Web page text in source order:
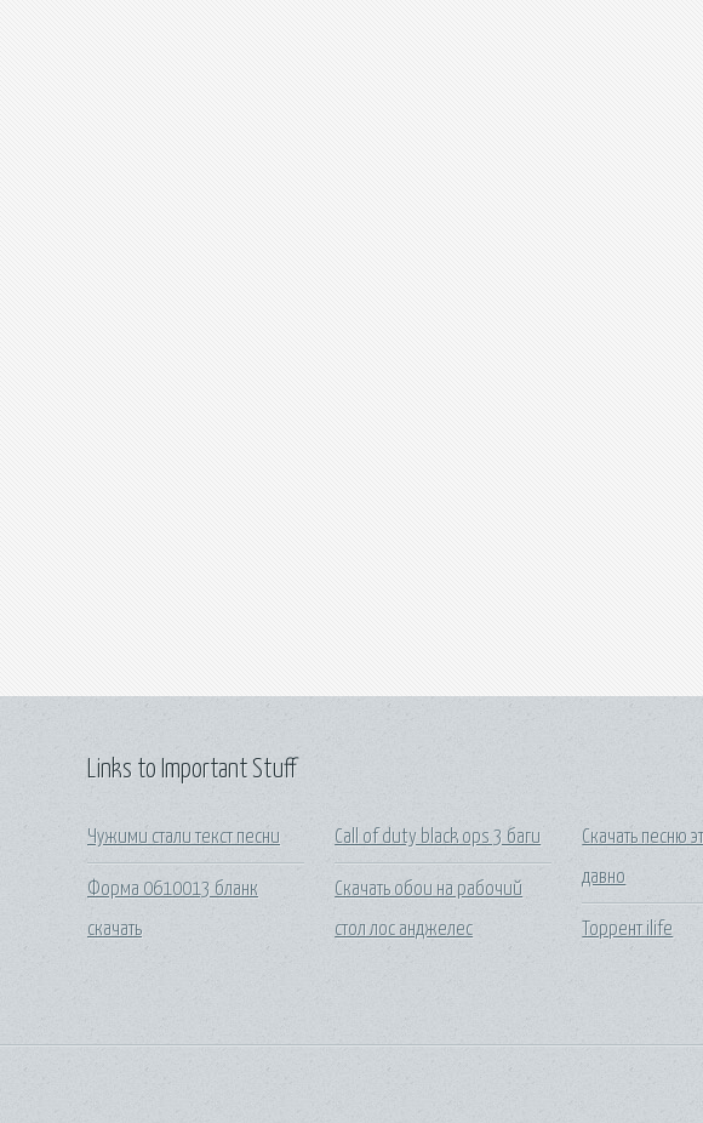
Links to Important Stuff
Чужими стали текст песни
Форма 0610013 бланк
скачать
Call of duty black ops 3 баги
Скачать обои на рабочий
стол лос анджелес
Скачать песню
давно
Торрент ilife